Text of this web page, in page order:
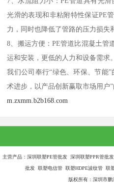
光滑的表现和非粘附特性保证PE
力，同时也降低了管路的压力损失
8、搬运方便：PE管道比混凝土管
运和安装，更低的人力和设备需求。
我们公司奉行“绿色、环保、节能
术进步，以产品创新赢取市场用户”
m.zxmm.b2b168.com
主营产品：深圳联塑PE管批发 深圳联塑PPR管批
批发 联塑电信管 联塑HDPE波纹管 联
版权所有：深圳市鹏